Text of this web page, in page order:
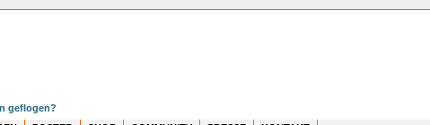
geflogen?